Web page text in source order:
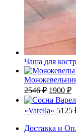
Чаша для
2546₽
цена
2546 ₽.
1900 ₽
«Varella» 5125
Доставка и